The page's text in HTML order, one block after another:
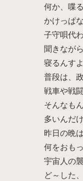
何か、喋
かけっぱ
子守唄代
聞きながら
寝るんすよ
普段は、
戦車や戦
そんなも
多いんだけ
昨日の晩は
何をおも
宇宙人の
ど～した